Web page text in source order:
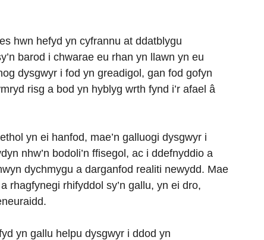
hwn hefyd yn cyfrannu at ddatblygu
barod i chwarae eu rhan yn llawn yn eu
dysgwyr i fod yn greadigol, gan fod gofyn
risg a bod yn hyblyg wrth fynd i’r afael â
yn ei hanfod, mae’n galluogi dysgwyr i
nhw’n bodoli’n ffisegol, ac i ddefnyddio a
dychmygu a darganfod realiti newydd. Mae
rhagfynegi rhifyddol sy’n gallu, yn ei dro,
yn gallu helpu dysgwyr i ddod yn